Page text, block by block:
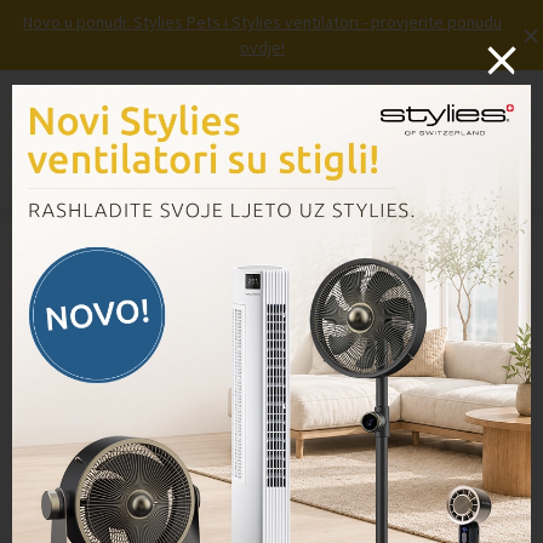
Novo u ponudi: Stylies Pets i Stylies ventilatori - provjerite ponudu
ovdje!
×
Prijava Košarica
Domov
/ Proizvodi / VM7 Bežični ručni usisavač